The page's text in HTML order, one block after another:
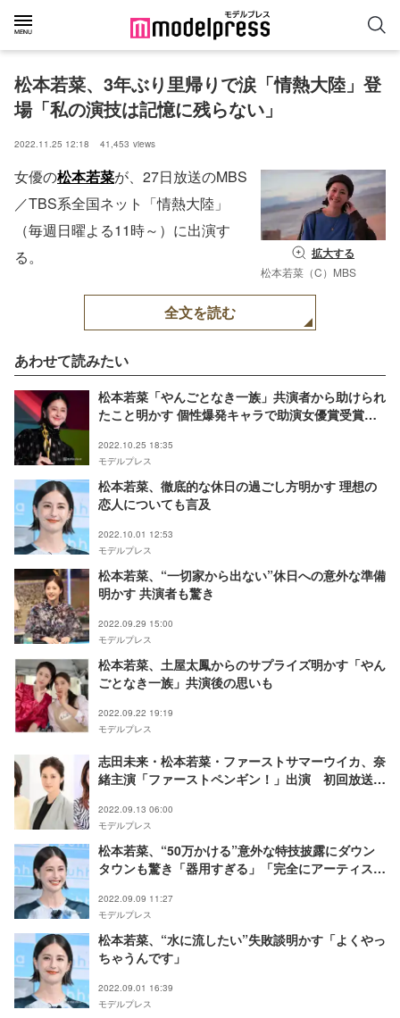
松本若菜、3年ぶり里帰りで涙「情熱大陸」登
場「私の演技は記憶に残らない」
2022.11.25 12:18 41,453 views
拡大する
松本若菜（C）MBS
女優の松本若菜が、27日放送のMBS
／TBS系全国ネット「情熱大陸」
（毎週日曜よる11時～）に出演す
る。
全文を読む
あわせて読みたい
松本若菜「やんごとなき一族」共演者から助けられ
たこと明かす 個性爆発キャラで助演女優賞受賞＜
2022.10.25 18:35
モデルプレス
松本若菜、徹底的な休日の過ごし方明かす 理想の
恋人についても言及
2022.10.01 12:53
モデルプレス
松本若菜、“一切家から出ない”休日への意外な準備
明かす 共演者も驚き
2022.09.29 15:00
モデルプレス
松本若菜、土屋太鳳からのサプライズ明かす「やん
ごとなき一族」共演後の思いも
2022.09.22 19:19
モデルプレス
志田未来・松本若菜・ファーストサマーウイカ、奈
緒主演「ファーストペンギン！」出演 初回放送日
2022.09.13 06:00
モデルプレス
松本若菜、“50万かける”意外な特技披露にダウン
タウンも驚き「器用すぎる」「完全にアーティス
2022.09.09 11:27
モデルプレス
松本若菜、“水に流したい”失敗談明かす「よくやっ
ちゃうんです」
2022.09.01 16:39
モデルプレス